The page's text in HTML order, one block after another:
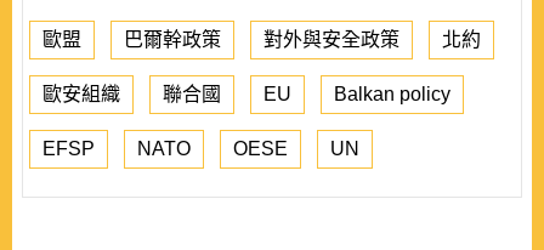
歐盟 巴爾幹政策 對外與安全政策 北約
歐安組織 聯合國 EU Balkan policy
EFSP NATO OESE UN